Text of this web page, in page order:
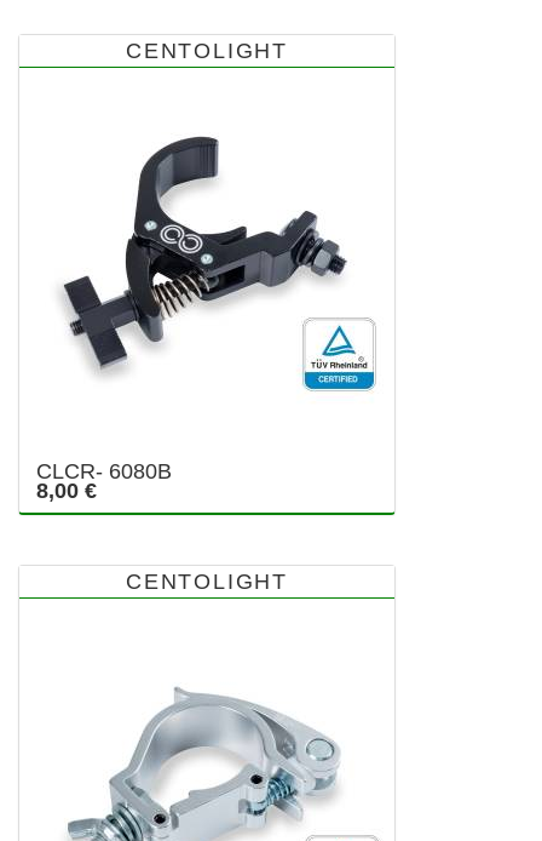
CENTOLIGHT
CLCR- 6080B
8,00 €
CENTOLIGHT